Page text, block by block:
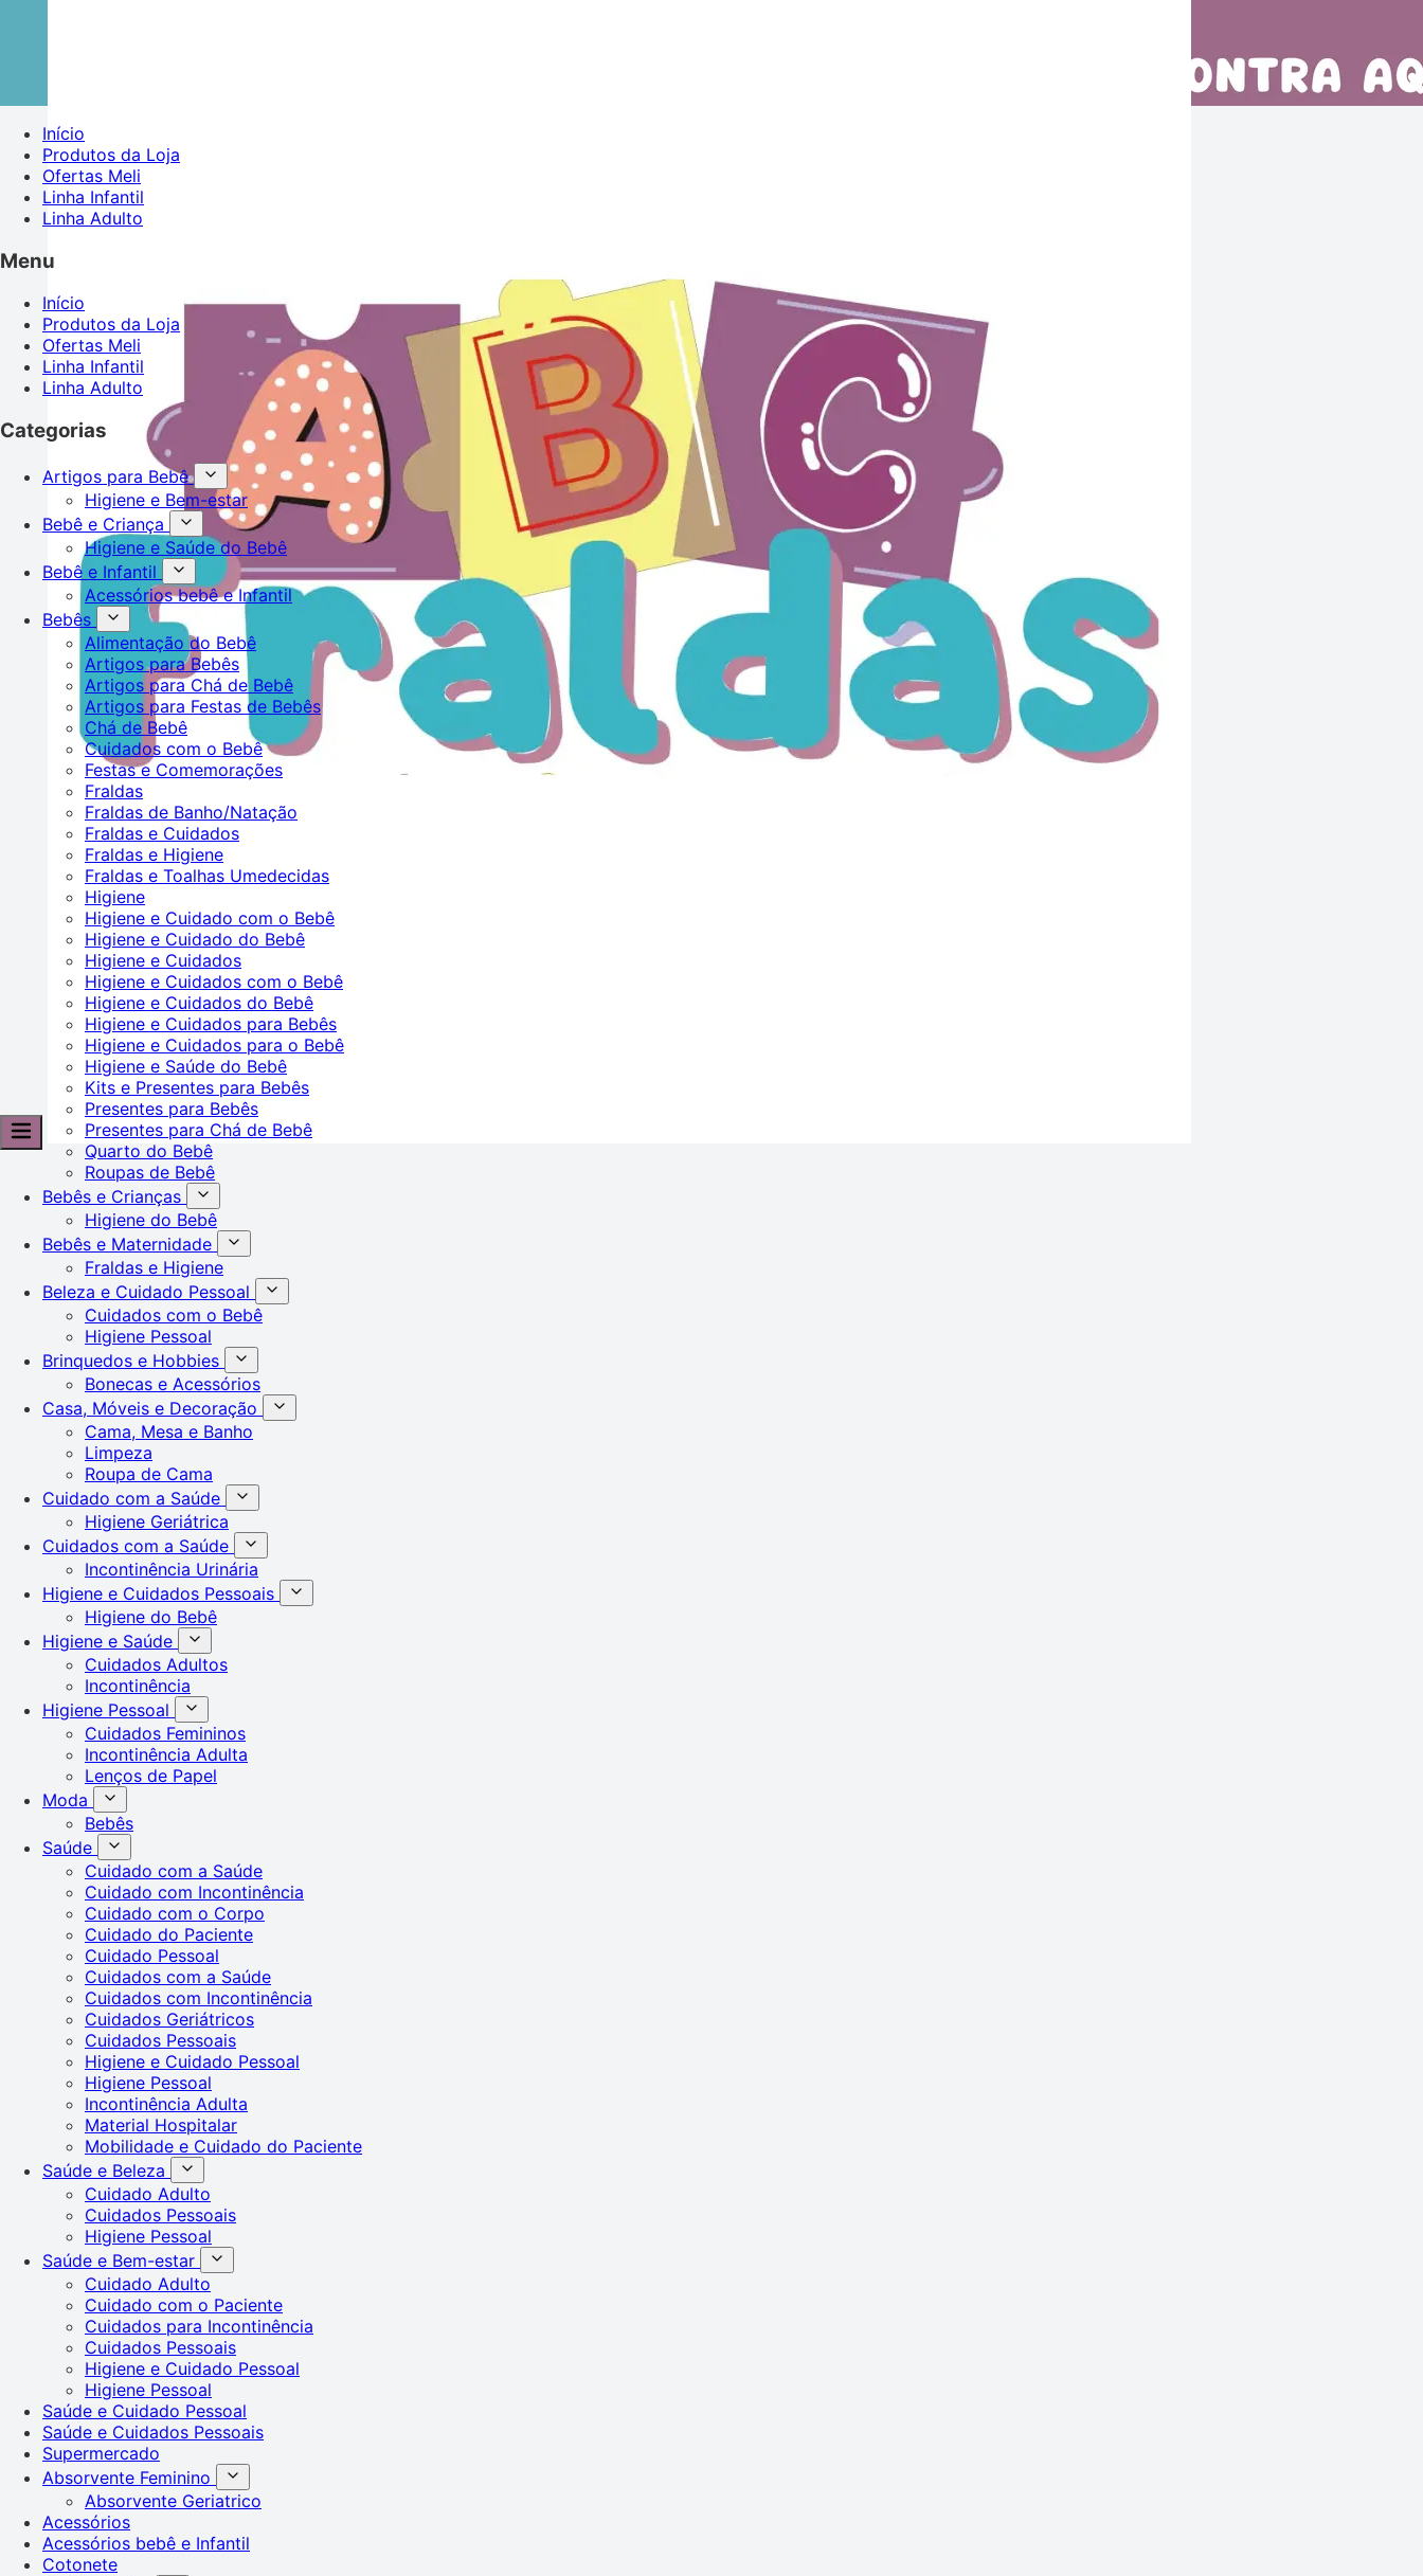
Início
Produtos da Loja
Ofertas Meli
Linha Infantil
Linha Adulto
Menu
Início
Produtos da Loja
Ofertas Meli
Linha Infantil
Linha Adulto
Categorias
Artigos para Bebê
Higiene e Bem-estar
Bebê e Criança
Higiene e Saúde do Bebê
Bebê e Infantil
Acessórios bebê e Infantil
Bebês
Alimentação do Bebê
Artigos para Bebês
Artigos para Chá de Bebê
Artigos para Festas de Bebês
Chá de Bebê
Cuidados com o Bebê
Festas e Comemorações
Fraldas
Fraldas de Banho/Natação
Fraldas e Cuidados
Fraldas e Higiene
Fraldas e Toalhas Umedecidas
Higiene
Higiene e Cuidado com o Bebê
Higiene e Cuidado do Bebê
Higiene e Cuidados
Higiene e Cuidados com o Bebê
Higiene e Cuidados do Bebê
Higiene e Cuidados para Bebês
Higiene e Cuidados para o Bebê
Higiene e Saúde do Bebê
Kits e Presentes para Bebês
Presentes para Bebês
Presentes para Chá de Bebê
Quarto do Bebê
Roupas de Bebê
Bebês e Crianças
Higiene do Bebê
Bebês e Maternidade
Fraldas e Higiene
Beleza e Cuidado Pessoal
Cuidados com o Bebê
Higiene Pessoal
Brinquedos e Hobbies
Bonecas e Acessórios
Casa, Móveis e Decoração
Cama, Mesa e Banho
Limpeza
Roupa de Cama
Cuidado com a Saúde
Higiene Geriátrica
Cuidados com a Saúde
Incontinência Urinária
Higiene e Cuidados Pessoais
Higiene do Bebê
Higiene e Saúde
Cuidados Adultos
Incontinência
Higiene Pessoal
Cuidados Femininos
Incontinência Adulta
Lenços de Papel
Moda
Bebês
Saúde
Cuidado com a Saúde
Cuidado com Incontinência
Cuidado com o Corpo
Cuidado do Paciente
Cuidado Pessoal
Cuidados com a Saúde
Cuidados com Incontinência
Cuidados Geriátricos
Cuidados Pessoais
Higiene e Cuidado Pessoal
Higiene Pessoal
Incontinência Adulta
Material Hospitalar
Mobilidade e Cuidado do Paciente
Saúde e Beleza
Cuidado Adulto
Cuidados Pessoais
Higiene Pessoal
Saúde e Bem-estar
Cuidado Adulto
Cuidado com o Paciente
Cuidados para Incontinência
Cuidados Pessoais
Higiene e Cuidado Pessoal
Higiene Pessoal
Saúde e Cuidado Pessoal
Saúde e Cuidados Pessoais
Supermercado
Absorvente Feminino
Absorvente Geriatrico
Acessórios
Acessórios bebê e Infantil
Cotonete